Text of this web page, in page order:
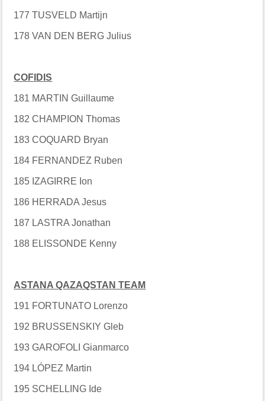
177 TUSVELD Martijn
178 VAN DEN BERG Julius
COFIDIS
181 MARTIN Guillaume
182 CHAMPION Thomas
183 COQUARD Bryan
184 FERNANDEZ Ruben
185 IZAGIRRE Ion
186 HERRADA Jesus
187 LASTRA Jonathan
188 ELISSONDE Kenny
ASTANA QAZAQSTAN TEAM
191 FORTUNATO Lorenzo
192 BRUSSENSKIY Gleb
193 GAROFOLI Gianmarco
194 LÓPEZ Martin
195 SCHELLING Ide